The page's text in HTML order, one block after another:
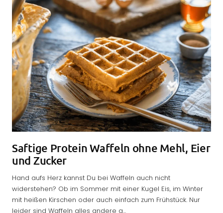
Saftige Protein Waffeln ohne Mehl, Eier
und Zucker
Hand aufs Herz kannst Du bei Waffeln auch nicht
widerstehen? Ob im Sommer mit einer Kugel Eis, im Winter
mit heißen Kirschen oder auch einfach zum Frühstück. Nur
leider sind Waffeln alles andere a...